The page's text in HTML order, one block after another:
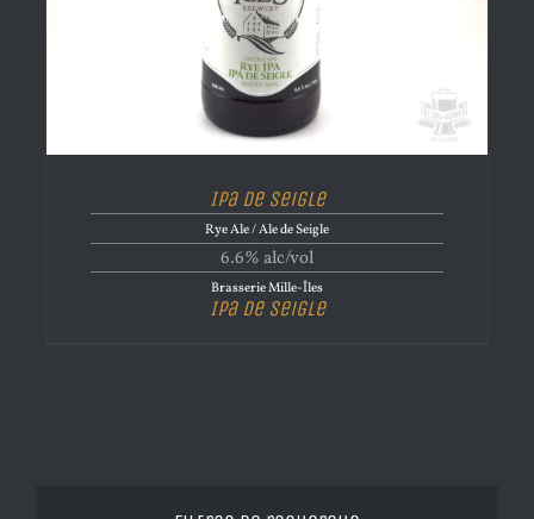
Ipa de Seigle
Rye Ale / Ale de Seigle
6.6% alc/vol
Brasserie Mille-Îles
Ipa de Seigle